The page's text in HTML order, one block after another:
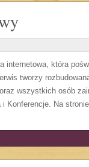
internetowa, która
tworzy
wszystkich osób
Konferencje. Na